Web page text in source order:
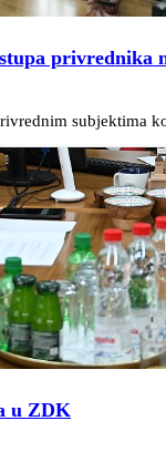
privrednika
subjektima
u ZDK